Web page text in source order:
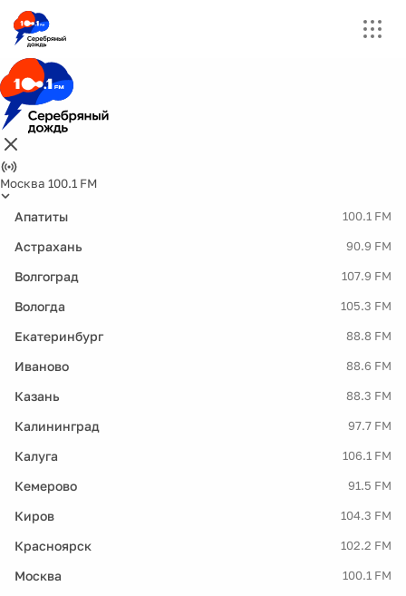
Москва 100.1 FM
Апатиты 100.1 FM
Астрахань 90.9 FM
Волгоград 107.9 FM
Вологда 105.3 FM
Екатеринбург 88.8 FM
Иваново 88.6 FM
Казань 88.3 FM
Калининград 97.7 FM
Калуга 106.1 FM
Кемерово 91.5 FM
Киров 104.3 FM
Красноярск 102.2 FM
Москва 100.1 FM